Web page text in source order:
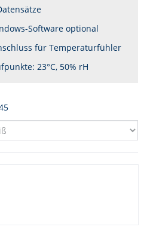
Software optional
für Temperaturfühler
23°C, 50% rH